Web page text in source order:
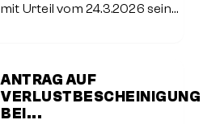
mit Urteil vom 24.3.2026 seine
unverzinslicher
Ratenzahlungsvereinbarungen
ANTRAG AUF
VERLUSTBESCHEINIGUNG
BEI...